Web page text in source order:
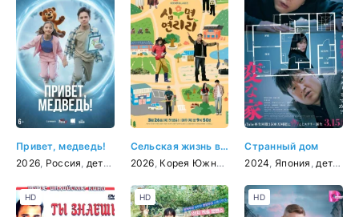
Привет, медведь!
2026 Россия детский семейный
Сельская жизнь в Ëннири
2026 Корея Южная комедия
Странный дом
2024 Япония детектив
HD HD HD